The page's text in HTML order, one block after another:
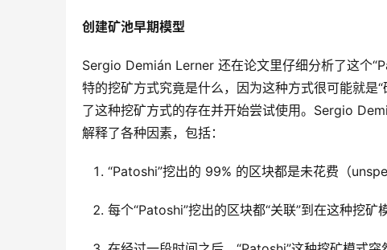
创建矿池早期模型
Sergio Demián Lerner 还在论文里仔细分析了这个
特的挖矿方式究竟是什么，因为这种方式很可能就是
了这种挖矿方式的存在并开始尝试使用。Sergio
解释了各种因素，包括：
“Patoshi”挖出的 99% 的区块都是未花费（
每个“Patoshi”挖出的区块都“关联”到在这种挖